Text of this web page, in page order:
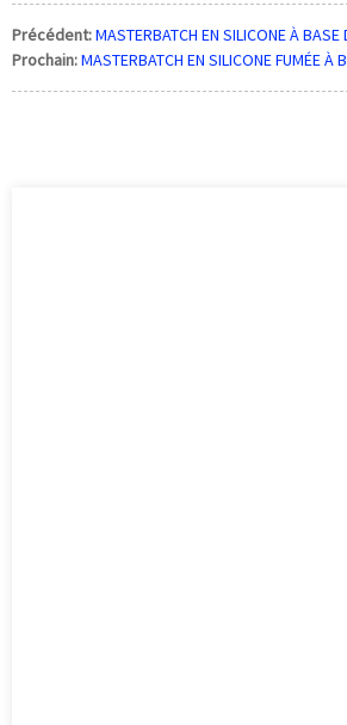
Précédent:MASTERBATCH EN SILICONE À BASE
Prochain:MASTERBATCH EN SILICONE FUMÉE À